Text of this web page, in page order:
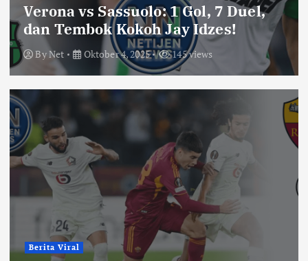
Verona vs Sassuolo: 1 Gol, 7 Duel,
dan Tembok Kokoh Jay Idzes!
ByNet Oktober 4, 2025 145 views
Berita Viral